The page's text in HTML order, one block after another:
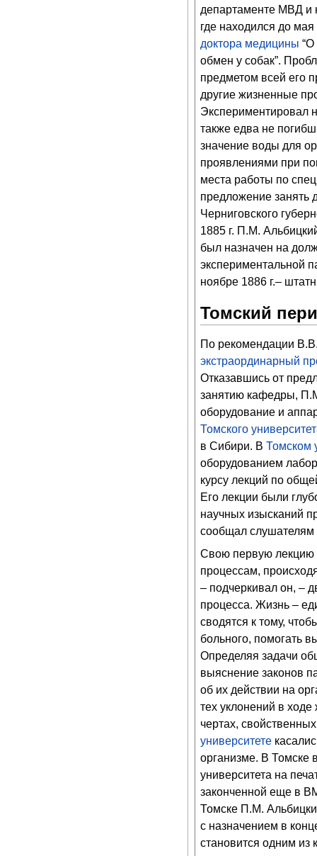
департаменте МВД и
где находился до
доктора медицины “О
обмен у собак”.
предметом всей его
другие жизненные
Экспериментировал
также едва не
значение воды для
проявлениями при
места работы по
предложение занять
Черниговского
1885 г. П.М.
был назначен на
экспериментальной
ноябре 1886 г.–
Томский
По рекомендации
экстраординарный
Отказавшись от
занятию кафедры,
оборудование и
Томского
в Сибири. В Томском
оборудованием
курсу лекций по
Его лекции были
научных изысканий
сообщал слушателям
Свою первую
процессам,
– подчеркивал он, –
процесса. Жизнь –
сводятся к тому,
больного, помогать
Определяя задачи
выяснение законов
об их действии на
тех уклонений в ходе
чертах,
университете
организме. В Томске
университета на
законченной еще в
Томске П.М.
с назначением в
становится одним из